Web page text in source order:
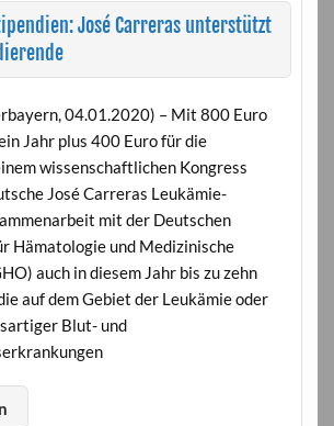
José Carreras unterstützt
04.01.2020) – Mit 800 Euro
Jahr plus 400 Euro für die
wissenschaftlichen Kongress
José Carreras Leukämie-
mit der Deutschen
Hämatologie und Medizinische
auch in diesem Jahr bis zu zehn
auf dem Gebiet der Leukämie oder
Blut- und